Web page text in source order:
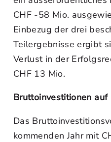
CHF -58 Mio.
Einbezug der drei
Teilergebnisse ergibt
Verlust in der
CHF 13 Mio.
Bruttoinvestitionen auf
Das
kommenden Jahr mit